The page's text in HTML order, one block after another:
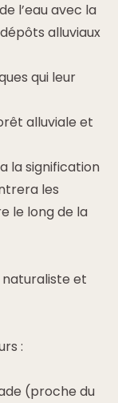
l’eau avec la
alluviaux
qui leur
alluviale et
la signification
les
le long de la
naturaliste et
:
(proche du